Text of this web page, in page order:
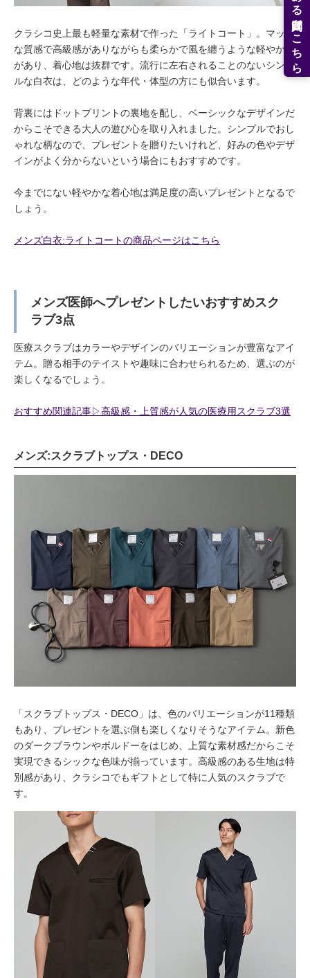
クラシコ史上最も軽量な素材で作った「ライトコート」。マット
な質感で高級感がありながらも柔らかで風を纏うような軽やかさ
があり、着心地は抜群です。流行に左右されることのないシンプ
ルな白衣は、どのような年代・体型の方にも似合います。
背裏にはドットプリントの裏地を配し、ベーシックなデザインだ
からこそできる大人の遊び心を取り入れました。シンプルでおし
ゃれな柄なので、プレゼントを贈りたいけれど、好みの色やデザ
インがよく分からないという場合にもおすすめです。
今までにない軽やかな着心地は満足度の高いプレゼントとなるで
しょう。
メンズ白衣:ライトコートの商品ページはこちら
メンズ医師へプレゼントしたいおすすめスク
ラブ3点
医療スクラブはカラーやデザインのバリエーションが豊富なアイ
テム。贈る相手のテイストや趣味に合わせられるため、選ぶのが
楽しくなるでしょう。
おすすめ関連記事▷高級感・上質感が人気の医療用スクラブ3選
メンズ:スクラブトップス・DECO
「スクラブトップス・DECO」は、色のバリエーションが11種類
もあり、プレゼントを選ぶ側も楽しくなりそうなアイテム。新色
のダークブラウンやボルドーをはじめ、上質な素材感だからこそ
実現できるシックな色味が揃っています。高級感のある生地は特
別感があり、クラシコでもギフトとして特に人気のスクラブで
す。